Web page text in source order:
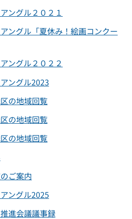
ングル２０２１
ングル「夏休み！絵画コンクー
ングル２０２２
ングル2023
の地域回覧
の地域回覧
の地域回覧
ご案内
ングル2025
進会議議事録